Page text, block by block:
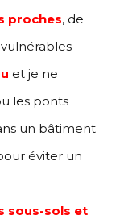
proches, de
et je ne
les ponts
un bâtiment
éviter un
sous-sols et